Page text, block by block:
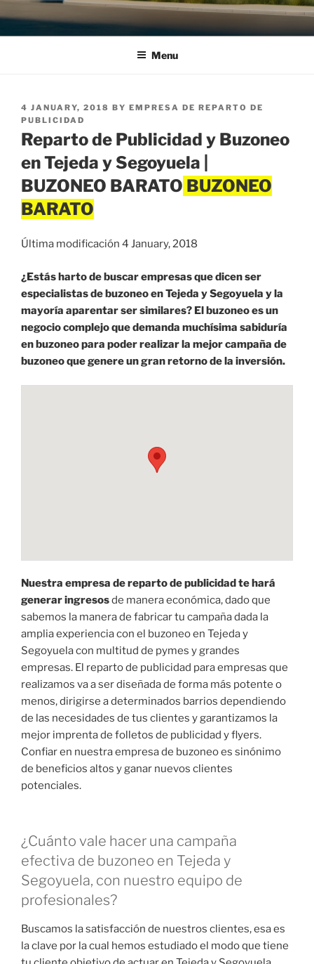
Menu
POSTED
ON
4 JANUARY, 2018 BY EMPRESA DE REPARTO DE
PUBLICIDAD
Reparto de Publicidad y Buzoneo
en Tejeda y Segoyuela |
BUZONEO BARATO
Última modificación 4 January, 2018
¿Estás harto de buscar empresas que dicen ser
especialistas de buzoneo en Tejeda y Segoyuela y la
mayoría aparentar ser similares? El buzoneo es un
negocio complejo que demanda muchísima sabiduría
en buzoneo para poder realizar la mejor campaña de
buzoneo que genere un gran retorno de la inversión.
Nuestra empresa de reparto de publicidad te hará
generar ingresosde manera económica, dado que
sabemos la manera de fabricar tu campaña dada la
amplia experiencia con el buzoneo en Tejeda y
Segoyuela con multitud de pymes y grandes
empresas. El reparto de publicidad para empresas que
realizamos va a ser diseñada de forma más potente o
menos, dirigirse a determinados barrios dependiendo
de las necesidades de tus clientes y garantizamos la
mejor imprenta de folletos de publicidad y flyers.
Confiar en nuestra empresa de buzoneo es sinónimo
de beneficios altos y ganar nuevos clientes
potenciales.
¿Cuánto vale hacer una campaña
efectiva de buzoneo en Tejeda y
Segoyuela, con nuestro equipo de
profesionales?
Buscamos la satisfacción de nuestros clientes, esa es
la clave por la cual hemos estudiado el modo que tiene